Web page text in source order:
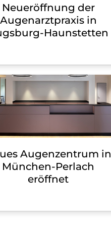
und
von
des
Neueröffnung der
Augenarztpraxis in
Haunstetten
Augenzentrum in
München-Perlach
eröffnet